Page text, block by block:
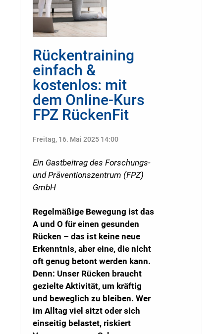
Rückentraining
einfach &
kostenlos: mit
dem Online-Kurs
FPZ RückenFit
Freitag, 16. Mai 2025 14:00
Ein Gastbeitrag des Forschungs-
und Präventionszentrum (FPZ)
GmbH
Regelmäßige Bewegung ist das
A und O für einen gesunden
Rücken – das ist keine neue
Erkenntnis, aber eine, die nicht
oft genug betont werden kann.
Denn: Unser Rücken braucht
gezielte Aktivität, um kräftig
und beweglich zu bleiben. Wer
im Alltag viel sitzt oder sich
einseitig belastet, riskiert